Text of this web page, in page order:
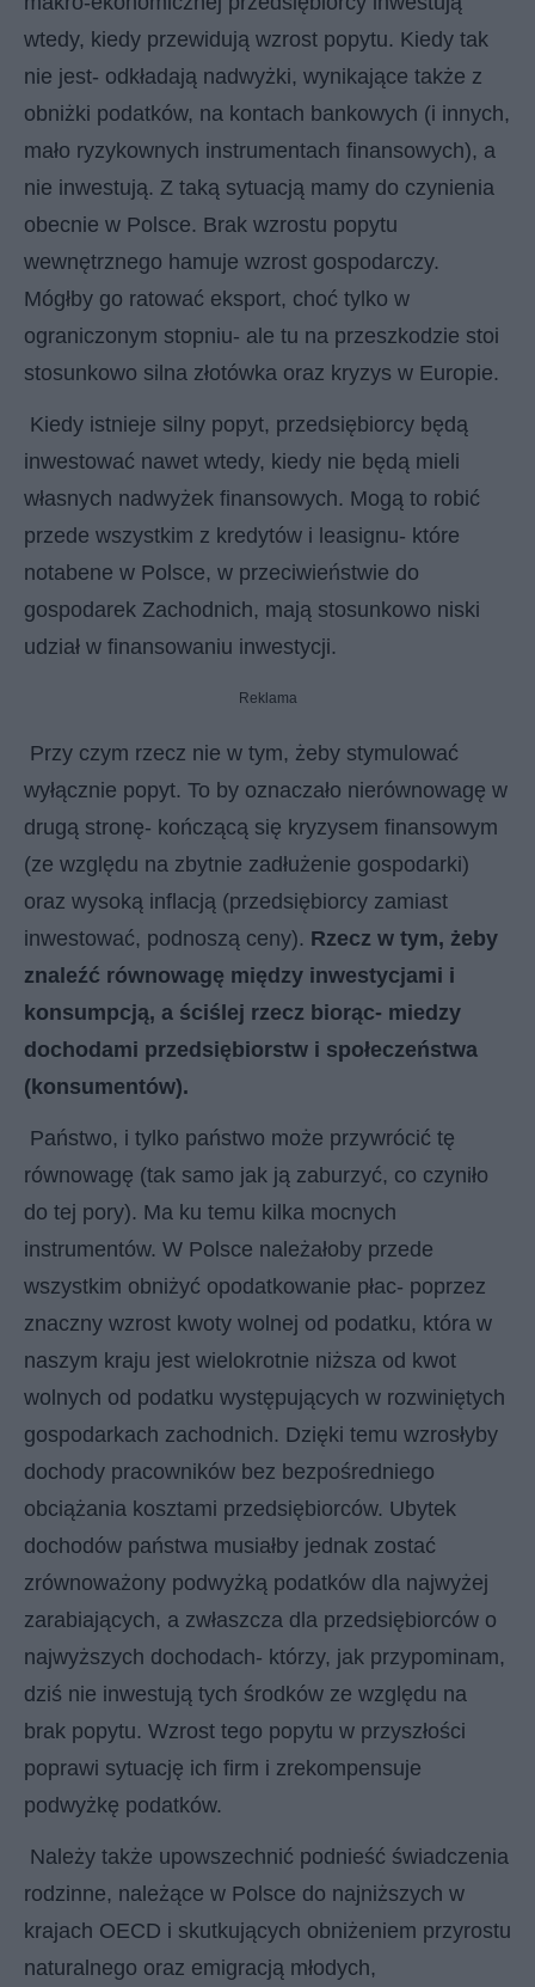
wtedy, kiedy przewidują wzrost popytu. Kiedy tak
nie jest- odkładają nadwyżki, wynikające także z
obniżki podatków, na kontach bankowych (i innych,
mało ryzykownych instrumentach finansowych), a
nie inwestują. Z taką sytuacją mamy do czynienia
obecnie w Polsce. Brak wzrostu popytu
wewnętrznego hamuje wzrost gospodarczy.
Mógłby go ratować eksport, choć tylko w
ograniczonym stopniu- ale tu na przeszkodzie stoi
stosunkowo silna złotówka oraz kryzys w Europie.
Kiedy istnieje silny popyt, przedsiębiorcy będą
inwestować nawet wtedy, kiedy nie będą mieli
własnych nadwyżek finansowych. Mogą to robić
przede wszystkim z kredytów i leasignu- które
notabene w Polsce, w przeciwieństwie do
gospodarek Zachodnich, mają stosunkowo niski
udział w finansowaniu inwestycji.
Reklama
Przy czym rzecz nie w tym, żeby stymulować
wyłącznie popyt. To by oznaczało nierównowagę w
drugą stronę- kończącą się kryzysem finansowym
(ze względu na zbytnie zadłużenie gospodarki)
oraz wysoką inflacją (przedsiębiorcy zamiast
inwestować, podnoszą ceny). Rzecz w tym, żeby
znaleźć równowagę między inwestycjami i
konsumpcją, a ściślej rzecz biorąc- miedzy
dochodami przedsiębiorstw i społeczeństwa
(konsumentów).
Państwo, i tylko państwo może przywrócić tę
równowagę (tak samo jak ją zaburzyć, co czyniło
do tej pory). Ma ku temu kilka mocnych
instrumentów. W Polsce należałoby przede
wszystkim obniżyć opodatkowanie płac- poprzez
znaczny wzrost kwoty wolnej od podatku, która w
naszym kraju jest wielokrotnie niższa od kwot
wolnych od podatku występujących w rozwiniętych
gospodarkach zachodnich. Dzięki temu wzrosłyby
dochody pracowników bez bezpośredniego
obciążania kosztami przedsiębiorców. Ubytek
dochodów państwa musiałby jednak zostać
zrównoważony podwyżką podatków dla najwyżej
zarabiających, a zwłaszcza dla przedsiębiorców o
najwyższych dochodach- którzy, jak przypominam,
dziś nie inwestują tych środków ze względu na
brak popytu. Wzrost tego popytu w przyszłości
poprawi sytuację ich firm i zrekompensuje
podwyżkę podatków.
Należy także upowszechnić podnieść świadczenia
rodzinne, należące w Polsce do najniższych w
krajach OECD i skutkujących obniżeniem przyrostu
naturalnego oraz emigracją młodych,